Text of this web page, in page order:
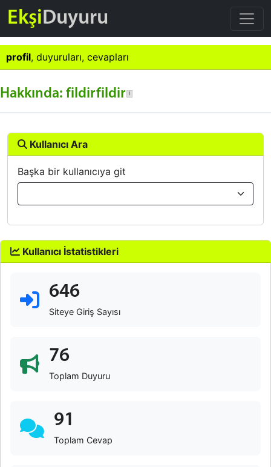
EkşiDuyuru
profil, duyuruları, cevapları
Hakkında: fildirfildir
Kullanıcı Ara
Başka bir kullanıcıya git
Kullanıcı İstatistikleri
646
Siteye Giriş Sayısı
76
Toplam Duyuru
91
Toplam Cevap